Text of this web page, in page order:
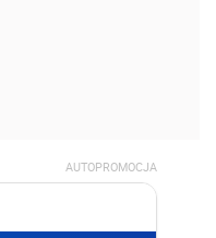
AUTOPROMOCJA